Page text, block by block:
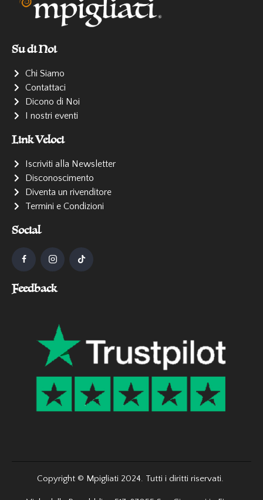
Su di Noi
Chi Siamo
Contattaci
Dicono di Noi
I nostri eventi
Link Veloci
Iscriviti alla Newsletter
Disconoscimento
Diventa un rivenditore
Termini e Condizioni
Social
Feedback
Copyright © Mpigliati 2024. Tutti i diritti riservati.